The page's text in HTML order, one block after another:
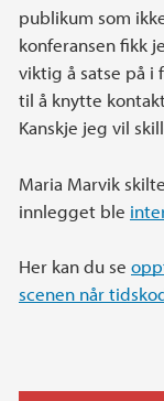
publikum som
konferansen fikk
viktig å satse på i
til å knytte
Kanskje jeg vil
Maria Marvik
innlegget ble
Her kan du se
scenen når